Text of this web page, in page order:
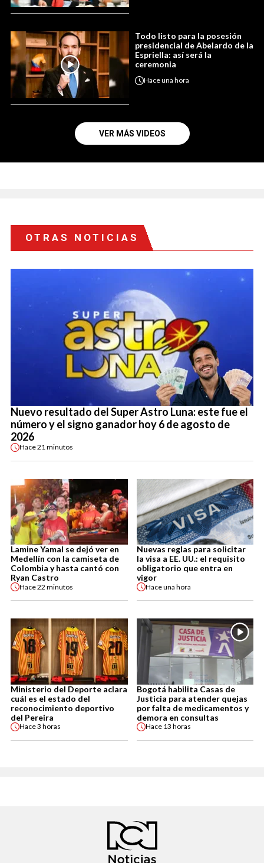
Todo listo para la posesión
presidencial de Abelardo de la
Espriella: así será la
ceremonia
Haceuna hora
VER MÁS VIDEOS
OTRAS NOTICIAS
Nuevo resultado del Super Astro Luna: este fue el
número y el signo ganador hoy 6 de agosto de
2026
Hace21 minutos
Lamine Yamal se dejó ver en
Medellín con la camiseta de
Colombia y hasta cantó con
Ryan Castro
Hace22 minutos
Nuevas reglas para solicitar
la visa a EE. UU.: el requisito
obligatorio que entra en
vigor
Haceuna hora
Ministerio del Deporte aclara
cuál es el estado del
reconocimiento deportivo
del Pereira
Hace3 horas
Bogotá habilita Casas de
Justicia para atender quejas
por falta de medicamentos y
demora en consultas
Hace 13 horas